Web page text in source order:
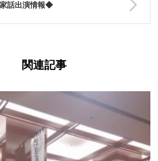
話出演情報◆
関連記事